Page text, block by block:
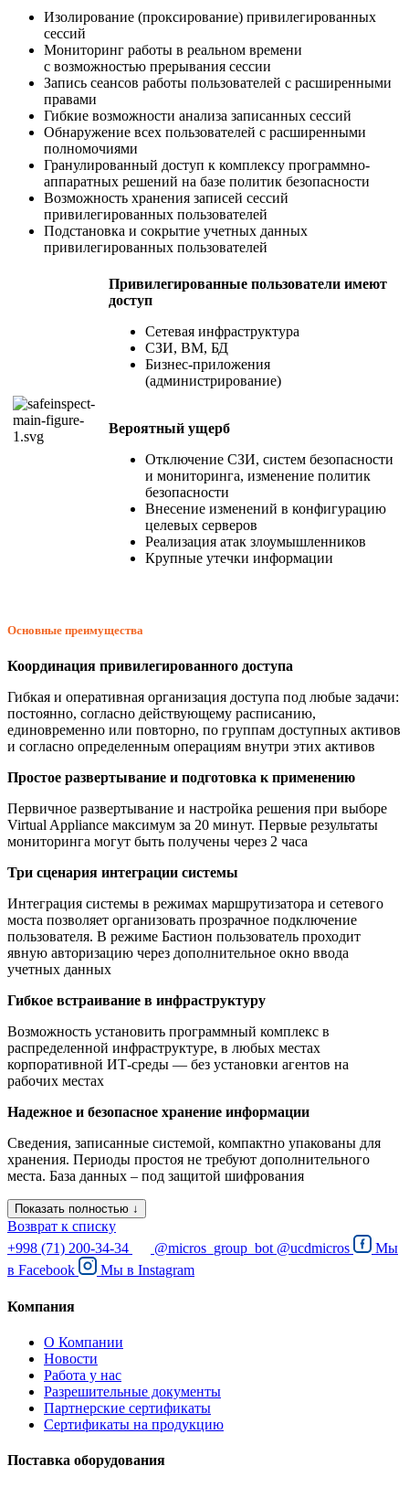
Изолирование (проксирование) привилегированных
сессий
Мониторинг работы в реальном времени
с возможностью прерывания сессии
Запись сеансов работы пользователей с расширенными
правами
Гибкие возможности анализа записанных сессий
Обнаружение всех пользователей с расширенными
полномочиями
Гранулированный доступ к комплексу программно-
аппаратных решений на базе политик безопасности
Возможность хранения записей сессий
привилегированных пользователей
Подстановка и сокрытие учетных данных
привилегированных пользователей
Привилегированные пользователи имеют
доступ
Сетевая инфраструктура
СЗИ, ВМ, БД
Бизнес-приложения
(администрирование)
Вероятный ущерб
Отключение СЗИ, систем безопасности
и мониторинга, изменение политик
безопасности
Внесение изменений в конфигурацию
целевых серверов
Реализация атак злоумышленников
Крупные утечки информации
Основные преимущества
Координация привилегированного доступа
Гибкая и оперативная организация доступа под любые задачи:
постоянно, согласно действующему расписанию,
единовременно или повторно, по группам доступных активов
и согласно определенным операциям внутри этих активов
Простое развертывание и подготовка к применению
Первичное развертывание и настройка решения при выборе
Virtual Appliance максимум за 20 минут. Первые результаты
мониторинга могут быть получены через 2 часа
Три сценария интеграции системы
Интеграция системы в режимах маршрутизатора и сетевого
моста позволяет организовать прозрачное подключение
пользователя. В режиме Бастион пользователь проходит
явную авторизацию через дополнительное окно ввода
учетных данных
Гибкое встраивание в инфраструктуру
Возможность установить программный комплекс в
распределенной инфраструктуре, в любых местах
корпоративной ИТ-среды — без установки агентов на
рабочих местах
Надежное и безопасное хранение информации
Сведения, записанные системой, компактно упакованы для
хранения. Периоды простоя не требуют дополнительного
места. База данных – под защитой шифрования
Показать полностью ↓
Возврат к списку
+998 (71) 200-34-34
@micros_group_bot @ucdmicros
Мы
в Facebook Мы в Instagram
Компания
О Компании
Новости
Работа у нас
Разрешительные документы
Партнерские сертификаты
Сертификаты на продукцию
Поставка оборудования